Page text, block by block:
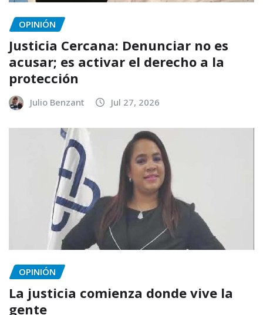
OPINIÓN
Justicia Cercana: Denunciar no es
acusar; es activar el derecho a la
protección
Julio Benzant Jul 27, 2026
OPINIÓN
La justicia comienza donde vive la
gente